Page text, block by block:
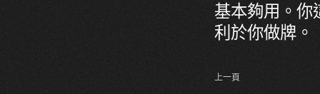
基本夠用。你
利於你做牌。
上一頁